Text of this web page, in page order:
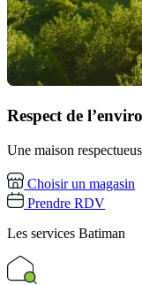
Respect de
Une maison
Choisir un magasin
Prendre RDV
Les services Batiman